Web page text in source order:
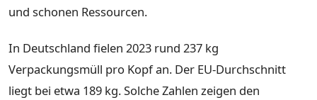
und schonen Ressourcen.
In Deutschland fielen 2023 rund 237 kg
Verpackungsmüll pro Kopf an. Der EU-Durchschnitt
liegt bei etwa 189 kg. Solche Zahlen zeigen den